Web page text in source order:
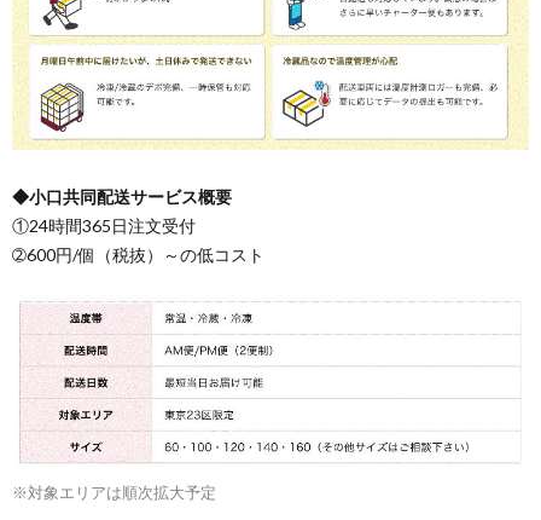
◆小口共同配送サービス概要
①24時間365日注文受付
➁600円/個（税抜）～の低コスト
※対象エリアは順次拡大予定